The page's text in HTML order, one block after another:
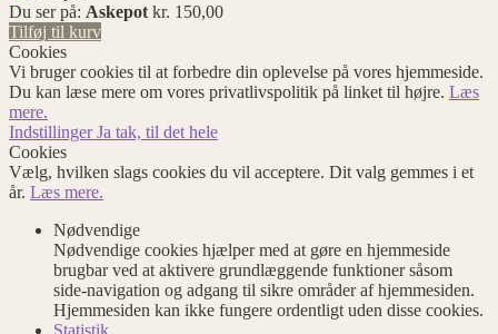
Du ser på: Askepot kr. 150,00
Tilføj til kurv
Cookies
Vi bruger cookies til at forbedre din oplevelse på vores hjemmeside.
Du kan læse mere om vores privatlivspolitik på linket til højre. Læs
mere.
IndstillingerJa tak, til det hele
Cookies
Vælg, hvilken slags cookies du vil acceptere. Dit valg gemmes i et
år. Læs mere.
Nødvendige
Nødvendige cookies hjælper med at gøre en hjemmeside
brugbar ved at aktivere grundlæggende funktioner såsom
side-navigation og adgang til sikre områder af hjemmesiden.
Hjemmesiden kan ikke fungere ordentligt uden disse cookies.
Statistik